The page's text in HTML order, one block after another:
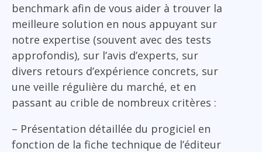
benchmark afin de vous aider à trouver la
meilleure solution en nous appuyant sur
notre expertise (souvent avec des tests
approfondis), sur l’avis d’experts, sur
divers retours d’expérience concrets, sur
une veille régulière du marché, et en
passant au crible de nombreux critères :
– Présentation détaillée du progiciel en
fonction de la fiche technique de l’éditeur